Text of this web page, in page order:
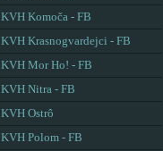
KVH Komoča - FB
KVH Krasnogvardejci - FB
KVH Mor Ho! - FB
KVH Nitra - FB
KVH Ostrô
KVH Polom - FB